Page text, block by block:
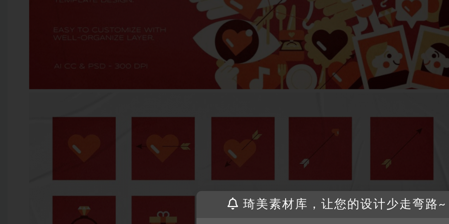
琦美素材库，让您的设计少走弯路~